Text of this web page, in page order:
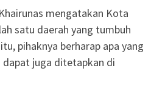
mengatakan Kota
satu daerah yang tumbuh
pihaknya berharap apa yang
juga ditetapkan di